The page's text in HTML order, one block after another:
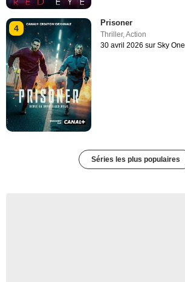
4
Prisoner
Thriller,Action
30 avril 2026 sur Sky One
Séries les plus populaires